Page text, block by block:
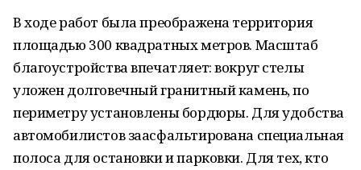
В ходе работ была преображена территория
площадью 300 квадратных метров. Масштаб
благоустройства впечатляет: вокруг стелы
уложен долговечный гранитный камень, по
периметру установлены бордюры. Для удобства
автомобилистов заасфальтирована специальная
полоса для остановки и парковки. Для тех, кто